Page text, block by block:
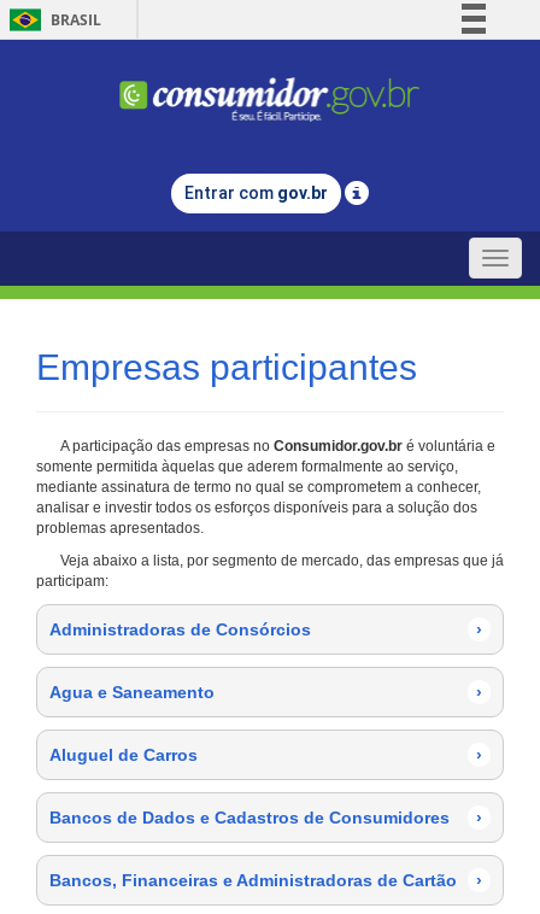
BRASIL
Comunica BR
Legislação
Entrar com gov.br
Toggle
Empresas participantes
A participação das empresas no Consumidor.gov.br é voluntária e
somente permitida àquelas que aderem formalmente ao serviço,
mediante assinatura de termo no qual se comprometem a conhecer,
analisar e investir todos os esforços disponíveis para a solução dos
problemas apresentados.
Veja abaixo a lista, por segmento de mercado, das empresas que já
participam:
Administradoras de Consórcios ›
Agua e Saneamento ›
Aluguel de Carros ›
Bancos de Dados e Cadastros de Consumidores ›
Bancos, Financeiras e Administradoras de Cartão ›